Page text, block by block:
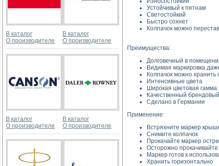
В каталог
О производителе
В каталог
О производителе
В каталог
О производителе
В каталог
О производителе
Устойчивый к пятнам
Светостойкий
Быстро сохнет
Колпачок можно
Преимущества:
Долговечный в
Видимая маркировка
Колпачок можно хранить
Интенсивные цвета
Широкая цветовая гамма
Качественный
Сделано в Германии
Применение:
Встряхните маркер
Снимите колпачок
Прокачайте маркер
Осторожно
Маркер готов к
Хранить горизонтально